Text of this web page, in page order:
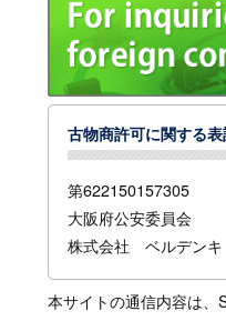
古物商許可に関する表
第622150157305
大阪府公安委員会
株式会社 ベルデンキ
本サイトの通信内容は、